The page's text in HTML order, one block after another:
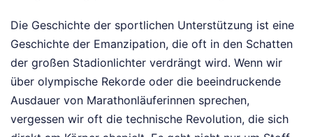
Die Geschichte der sportlichen Unterstützung ist eine
Geschichte der Emanzipation, die oft in den Schatten
der großen Stadionlichter verdrängt wird. Wenn wir
über olympische Rekorde oder die beeindruckende
Ausdauer von Marathonläuferinnen sprechen,
vergessen wir oft die technische Revolution, die sich